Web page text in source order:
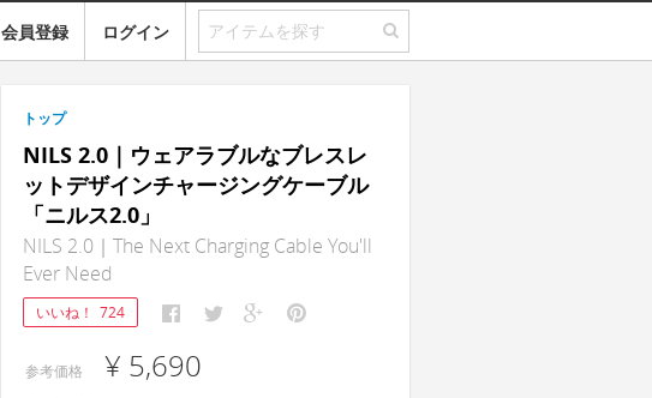
会員登録 ログイン
トップ
NILS 2.0｜ウェアラブルなブレスレ
ットデザインチャージングケーブル
「ニルス2.0」
NILS 2.0｜The Next Charging Cable You'll
Ever Need
いいね！ 724
参考価格 ¥ 5,690